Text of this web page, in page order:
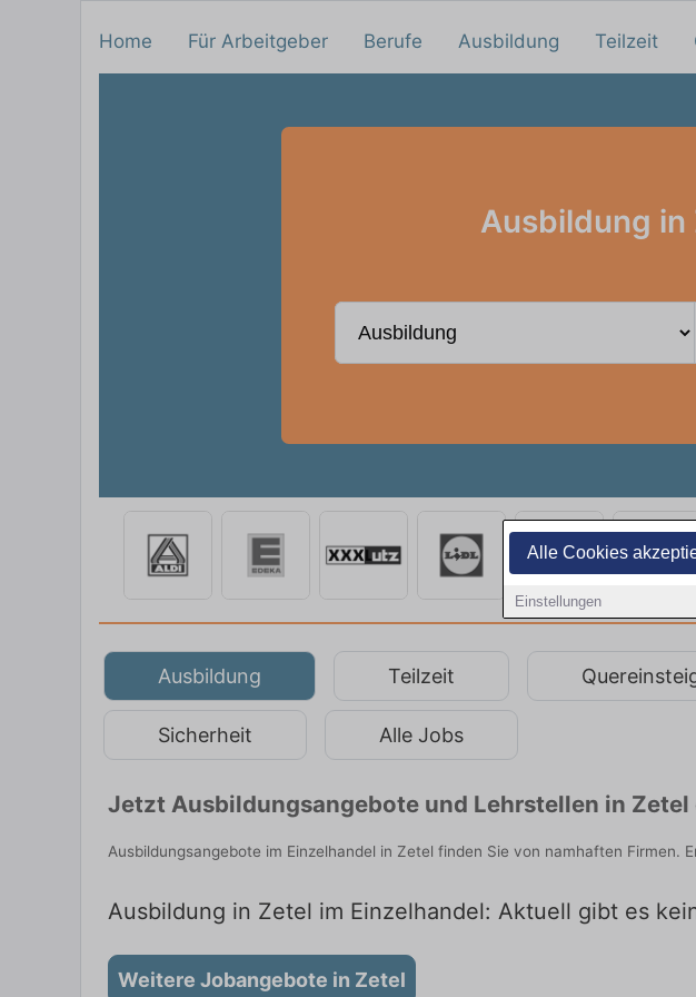
Alle Cookies
Einstellungen
Home Für Arbeitgeber Berufe Ausbildung Teilzeit
Ausbildung in
Ausbildung Teilzeit
Sicherheit Alle Jobs
Jetzt Ausbildungsangebote und Lehrstellen in Zetel
Ausbildungsangebote im Einzelhandel in Zetel finden Sie von namhaften
Ausbildung in Zetel im Einzelhandel: Aktuell gibt es
Weitere Jobangebote in Zetel